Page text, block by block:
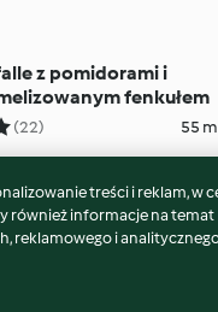
z pomidorami i
fenkułem
(22) 55
treści i reklam, w
również informacje na temat
reklamowego i